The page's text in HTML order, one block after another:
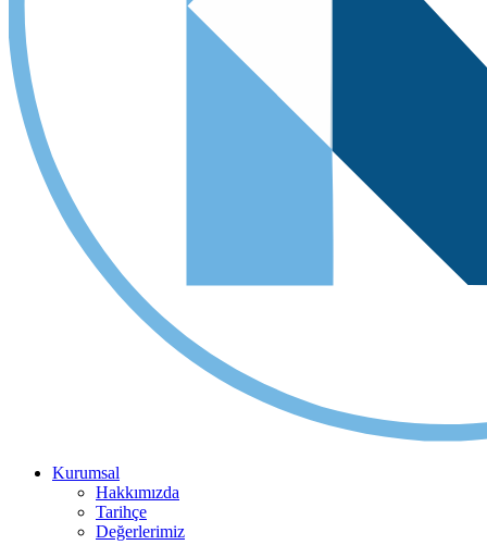
Kurumsal
Hakkımızda
Tarihçe
Değerlerimiz